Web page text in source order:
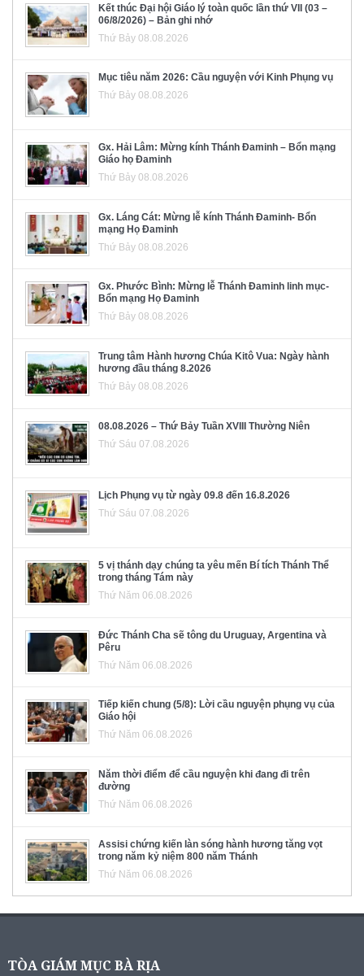
Kết thúc Đại hội Giáo lý toàn quốc lần thứ VII (03 –
06/8/2026) – Bản ghi nhớ
Thứ Bảy 08.08.2026
Mục tiêu năm 2026: Cầu nguyện với Kinh Phụng vụ
Thứ Bảy 08.08.2026
Gx. Hải Lâm: Mừng kính Thánh Đaminh – Bổn mạng
Giáo họ Đaminh
Thứ Bảy 08.08.2026
Gx. Láng Cát: Mừng lễ kính Thánh Đaminh- Bổn
mạng Họ Đaminh
Thứ Bảy 08.08.2026
Gx. Phước Bình: Mừng lễ Thánh Đaminh linh mục-
Bổn mạng Họ Đaminh
Thứ Bảy 08.08.2026
Trung tâm Hành hương Chúa Kitô Vua: Ngày hành
hương đầu tháng 8.2026
Thứ Bảy 08.08.2026
08.08.2026 – Thứ Bảy Tuần XVIII Thường Niên
Thứ Sáu 07.08.2026
Lịch Phụng vụ từ ngày 09.8 đến 16.8.2026
Thứ Sáu 07.08.2026
5 vị thánh dạy chúng ta yêu mến Bí tích Thánh Thể
trong tháng Tám này
Thứ Năm 06.08.2026
Đức Thánh Cha sẽ tông du Uruguay, Argentina và
Pêru
Thứ Năm 06.08.2026
Tiếp kiến chung (5/8): Lời cầu nguyện phụng vụ của
Giáo hội
Thứ Năm 06.08.2026
Năm thời điểm để cầu nguyện khi đang đi trên
đường
Thứ Năm 06.08.2026
Assisi chứng kiến làn sóng hành hương tăng vọt
trong năm kỷ niệm 800 năm Thánh
Thứ Năm 06.08.2026
TÒA GIÁM MỤC BÀ RỊA